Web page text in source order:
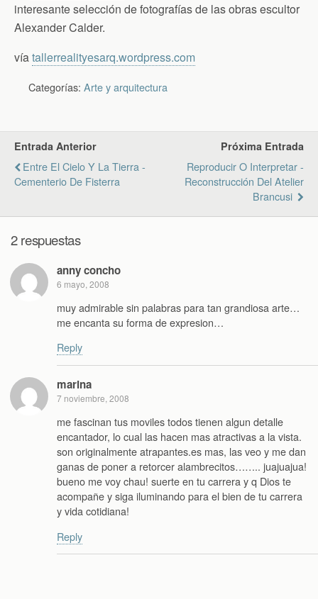
interesante selección de fotografías de las obras escultor
Alexander Calder.
víatallerrealityesarq.wordpress.com
Categorías: Arte y arquitectura
Entrada Anterior
Entre El Cielo Y La Tierra -
Cementerio De Fisterra
Próxima Entrada
Reproducir O Interpretar -
Reconstrucción Del Atelier
Brancusi
2 respuestas
anny concho
6 mayo, 2008
muy admirable sin palabras para tan grandiosa arte…
me encanta su forma de expresion…
Reply
marina
7 noviembre, 2008
me fascinan tus moviles todos tienen algun detalle
encantador, lo cual las hacen mas atractivas a la vista.
son originalmente atrapantes.es mas, las veo y me dan
ganas de poner a retorcer alambrecitos…….. juajuajua!
bueno me voy chau! suerte en tu carrera y q Dios te
acompañe y siga iluminando para el bien de tu carrera
y vida cotidiana!
Reply